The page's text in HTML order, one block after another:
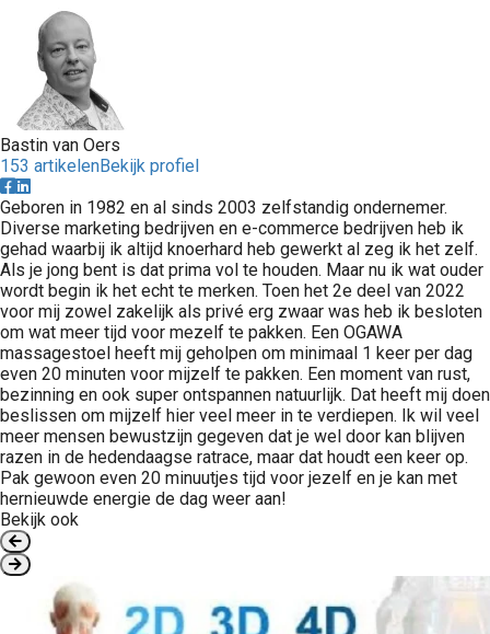
Bastin van Oers
153 artikelenBekijk profiel
Geboren in 1982 en al sinds 2003 zelfstandig ondernemer.
Diverse marketing bedrijven en e-commerce bedrijven heb ik
gehad waarbij ik altijd knoerhard heb gewerkt al zeg ik het zelf.
Als je jong bent is dat prima vol te houden. Maar nu ik wat ouder
wordt begin ik het echt te merken. Toen het 2e deel van 2022
voor mij zowel zakelijk als privé erg zwaar was heb ik besloten
om wat meer tijd voor mezelf te pakken. Een OGAWA
massagestoel heeft mij geholpen om minimaal 1 keer per dag
even 20 minuten voor mijzelf te pakken. Een moment van rust,
bezinning en ook super ontspannen natuurlijk. Dat heeft mij doen
beslissen om mijzelf hier veel meer in te verdiepen. Ik wil veel
meer mensen bewustzijn gegeven dat je wel door kan blijven
razen in de hedendaagse ratrace, maar dat houdt een keer op.
Pak gewoon even 20 minuutjes tijd voor jezelf en je kan met
hernieuwde energie de dag weer aan!
Bekijk ook